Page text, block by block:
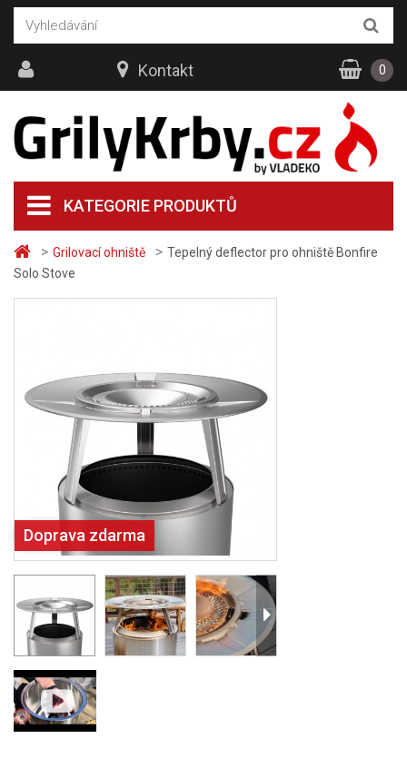
> Grilovací ohniště > Tepelný deflector pro ohniště Bonfire
Solo Stove
Doprava zdarma
KATEGORIE PRODUKTŮ
Kontakt 0